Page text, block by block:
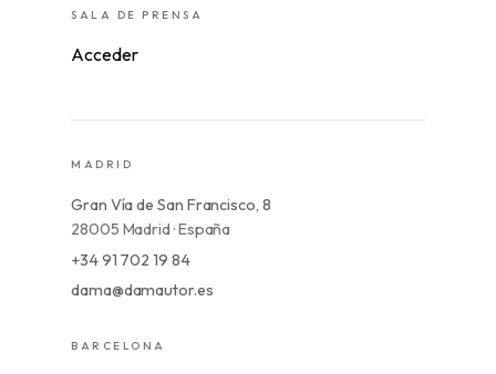
SALA DE PRENSA
Acceder
MADRID
Gran Vía de San Francisco, 8
28005 Madrid · España
+34 91 702 19 84
dama@damautor.es
BARCELONA